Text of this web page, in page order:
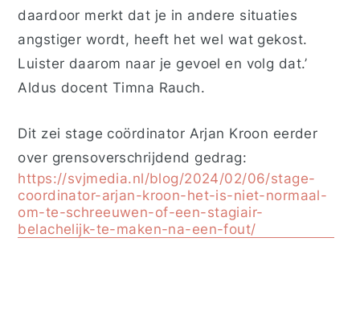
daardoor merkt dat je in andere situaties
angstiger wordt, heeft het wel wat gekost.
Luister daarom naar je gevoel en volg dat.’
Aldus docent Timna Rauch.
Dit zei stage coördinator Arjan Kroon eerder
over grensoverschrijdend gedrag:
https://svjmedia.nl/blog/2024/02/06/stage-
coordinator-arjan-kroon-het-is-niet-normaal-
om-te-schreeuwen-of-een-stagiair-
belachelijk-te-maken-na-een-fout/